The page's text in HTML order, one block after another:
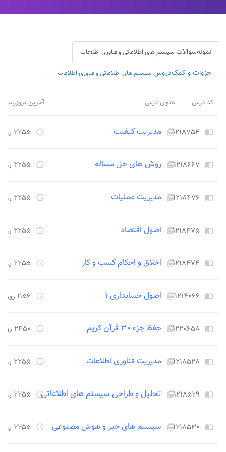
نمونه‌سوالات سیستم های اطلاعاتی و فناوری اطلاعات
جزوات و کمک‌دروس سیستم های اطلاعاتی و فناوری اطلاعات
کد درس عنوان درس آخرین بروزرسانی
import_contacts ۱۲۱۸۷۵۴picture_as_pdf مدیریت کیفیت access_time ۲۲۵۵ روز قبل
import_contacts ۱۲۱۸۶۶۷picture_as_pdf روش های حل مساله access_time ۲۲۵۵ روز قبل
import_contacts ۱۲۱۸۴۷۶picture_as_pdf مدیریت عملیات access_time ۲۲۵۵ روز قبل
import_contacts ۱۲۱۸۴۷۵picture_as_pdf اصول اقتصاد access_time ۲۲۵۵ روز قبل
import_contacts ۱۲۱۸۴۷۴picture_as_pdf اخلاق و احکام کسب و کار access_time ۲۲۵۵ روز قبل
import_contacts ۱۲۱۴۰۶۶picture_as_pdf اصول حسابداری ۱ access_time ۱۱۵۶ روز قبل
import_contacts ۱۲۲۰۶۵۸picture_as_pdf حفظ جزء ۳۰ قرآن کریم access_time ۲۴۵۰ روز قبل
import_contacts ۱۲۱۸۵۲۸picture_as_pdf مدیریت فناوری اطلاعات access_time ۲۲۵۵ روز قبل
import_contacts ۱۲۱۸۵۲۹picture_as_pdf تحلیل و طراحی سیستم های اطلاعاتیaccess_time ۲۲۵۵ روز قبل
import_contacts ۱۲۱۸۵۳۰picture_as_pdf سیستم های خبر و هوش مصنوعی access_time ۲۲۵۵ روز قبل